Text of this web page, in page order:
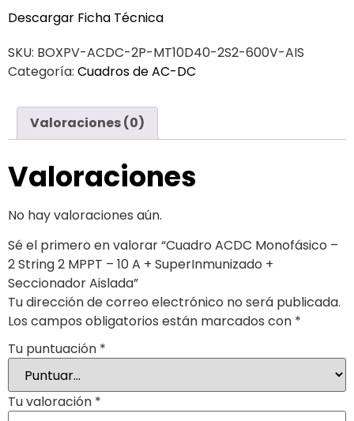
Descargar Ficha Técnica
SKU: BOXPV-ACDC-2P-MT10D40-2S2-600V-AIS
Categoría: Cuadros de AC-DC
Valoraciones (0)
Valoraciones
No hay valoraciones aún.
Sé el primero en valorar “Cuadro ACDC Monofásico –
2 String 2 MPPT – 10 A + SuperInmunizado +
Seccionador Aislada”
Tu dirección de correo electrónico no será publicada.
Los campos obligatorios están marcados con *
Tu puntuación *
Tu valoración *